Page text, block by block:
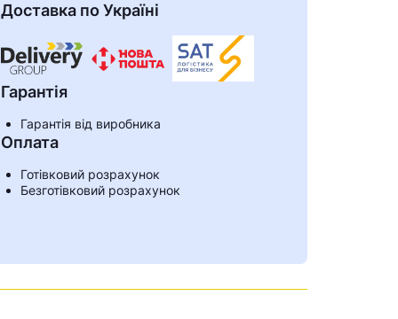
Доставка по Україні
Гарантія
Гарантія від виробника
Оплата
Готівковий розрахунок
Безготівковий розрахунок